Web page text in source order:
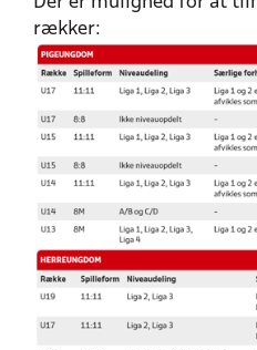
rækker: